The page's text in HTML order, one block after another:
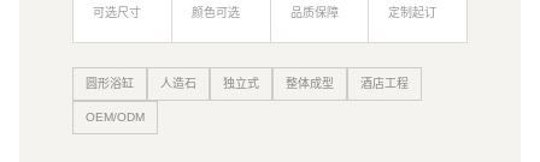
可选尺寸 颜色可选 品质保障 定制起订
圆形浴缸 人造石 独立式 整体成型 酒店工程
OEM/ODM